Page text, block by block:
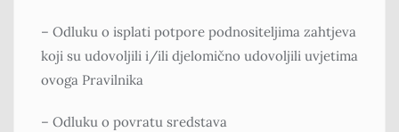
– Odluku o isplati potpore podnositeljima zahtjeva
koji su udovoljili i/ili djelomično udovoljili uvjetima
ovoga Pravilnika
– Odluku o povratu sredstava